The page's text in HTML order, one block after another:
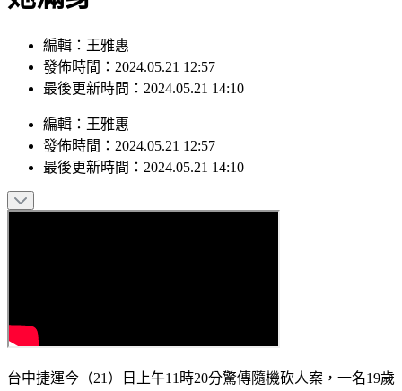
她滿身
編輯：王雅惠
發佈時間：2024.05.21 12:57
編輯：王雅惠
發佈時間：2024.05.21 12:57